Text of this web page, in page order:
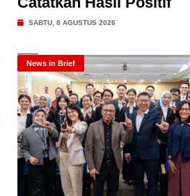
SABTU, 8 AGUSTUS 2026
News in Brief